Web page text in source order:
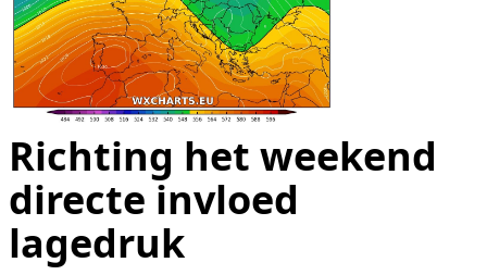
Richting het weekend
directe invloed
lagedruk